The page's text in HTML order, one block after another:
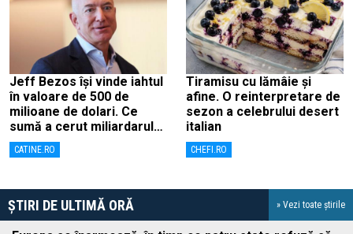
Jeff Bezos își vinde iahtul
în valoare de 500 de
milioane de dolari. Ce
sumă a cerut miliardarul
pentru nava sa, Koru
CATINE.RO
Tiramisu cu lămâie și
afine. O reinterpretare de
sezon a celebrului desert
italian
CHEFI.RO
ȘTIRI DE ULTIMĂ ORĂ » Vezi toate știrile